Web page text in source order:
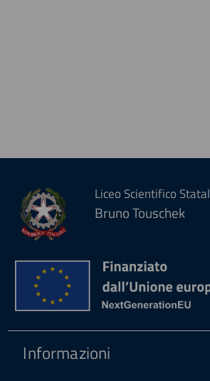
Liceo Scientifico
Bruno Touschek
Informazioni